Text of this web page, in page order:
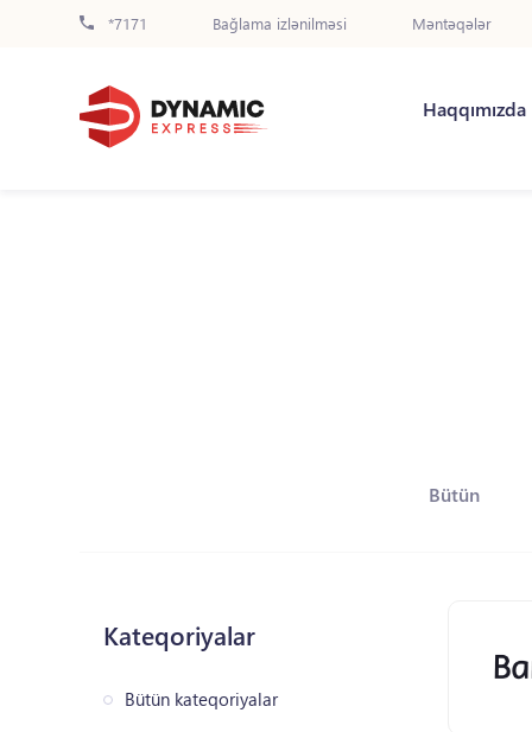
*7171 Bağlama izlənilməsi Məntəqələr
Haqqımızda
Bütün
Kateqoriyalar
Bütün kateqoriyalar